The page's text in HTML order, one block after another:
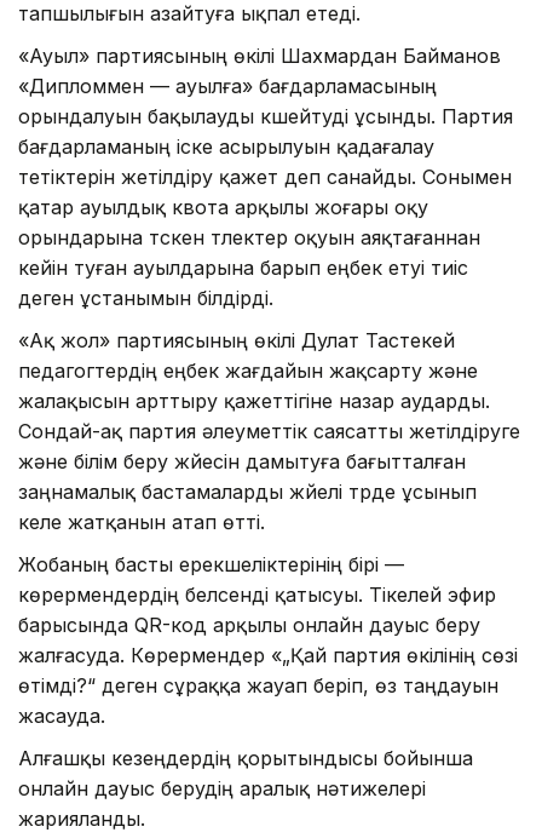
тапшылығын азайтуға ықпал етеді.
«Ауыл» партиясының өкілі Шахмардан Байманов
«Дипломмен — ауылға» бағдарламасының
орындалуын бақылауды күшейтуді ұсынды. Партия
бағдарламаның іске асырылуын қадағалау
тетіктерін жетілдіру қажет деп санайды. Сонымен
қатар ауылдық квота арқылы жоғары оқу
орындарына түскен түлектер оқуын аяқтағаннан
кейін туған ауылдарына барып еңбек етуі тиіс
деген ұстанымын білдірді.
«Ақ жол» партиясының өкілі Дулат Тастекей
педагогтердің еңбек жағдайын жақсарту және
жалақысын арттыру қажеттігіне назар аударды.
Сондай-ақ партия әлеуметтік саясатты жетілдіруге
және білім беру жүйесін дамытуға бағытталған
заңнамалық бастамаларды жүйелі түрде ұсынып
келе жатқанын атап өтті.
Жобаның басты ерекшеліктерінің бірі —
көрермендердің белсенді қатысуы. Тікелей эфир
барысында QR-код арқылы онлайн дауыс беру
жалғасуда. Көрермендер «„Қай партия өкілінің сөзі
өтімді?“ деген сұраққа жауап беріп, өз таңдауын
жасауда.
Алғашқы кезеңдердің қорытындысы бойынша
онлайн дауыс берудің аралық нәтижелері
жарияланды.